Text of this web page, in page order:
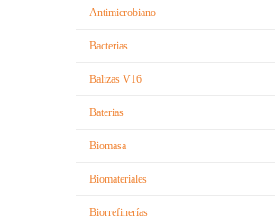
Antimicrobiano
Bacterias
Balizas V16
Baterias
Biomasa
Biomateriales
Biorrefinerías